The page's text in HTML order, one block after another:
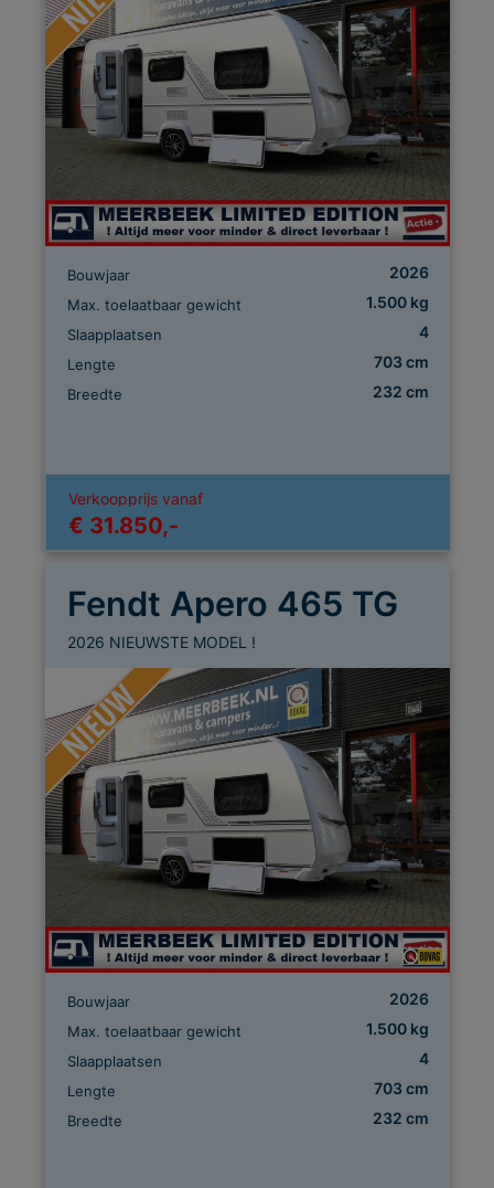
Bouwjaar 2026
Max. toelaatbaar gewicht 1.500 kg
Slaapplaatsen 4
Lengte 703 cm
Breedte 232 cm
Verkoopprijs vanaf
€ 31.850,-
Fendt Apero 465 TG
2026 NIEUWSTE MODEL !
Bouwjaar 2026
Max. toelaatbaar gewicht 1.500 kg
Slaapplaatsen 4
Lengte 703 cm
Breedte 232 cm